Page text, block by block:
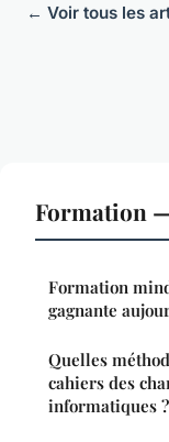
← Voir tous les
Formation
Formation
gagnante
Quelles
cahiers des
informatiques ?